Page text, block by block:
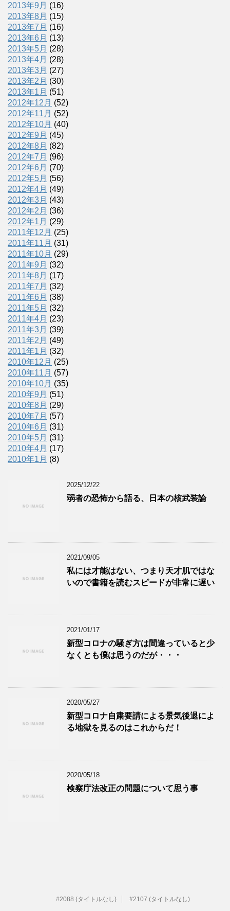
2013年9月 (16)
2013年8月 (15)
2013年7月 (16)
2013年6月 (13)
2013年5月 (28)
2013年4月 (28)
2013年3月 (27)
2013年2月 (30)
2013年1月 (51)
2012年12月 (52)
2012年11月 (52)
2012年10月 (40)
2012年9月 (45)
2012年8月 (82)
2012年7月 (96)
2012年6月 (70)
2012年5月 (56)
2012年4月 (49)
2012年3月 (43)
2012年2月 (36)
2012年1月 (29)
2011年12月 (25)
2011年11月 (31)
2011年10月 (29)
2011年9月 (32)
2011年8月 (17)
2011年7月 (32)
2011年6月 (38)
2011年5月 (32)
2011年4月 (23)
2011年3月 (39)
2011年2月 (49)
2011年1月 (32)
2010年12月 (25)
2010年11月 (57)
2010年10月 (35)
2010年9月 (51)
2010年8月 (29)
2010年7月 (57)
2010年6月 (31)
2010年5月 (31)
2010年4月 (17)
2010年1月 (8)
2025/12/22
弱者の恐怖から語る、日本の核武装論
2021/09/05
私には才能はない、つまり天才肌ではな
いので書籍を読むスピードが非常に遅い
2021/01/17
新型コロナの騒ぎ方は間違っていると少
なくとも僕は思うのだが・・・
2020/05/27
新型コロナ自粛要請による景気後退によ
る地獄を見るのはこれからだ！
2020/05/18
検察庁法改正の問題について思う事
#2088 (タイトルなし) #2107 (タイトルなし)